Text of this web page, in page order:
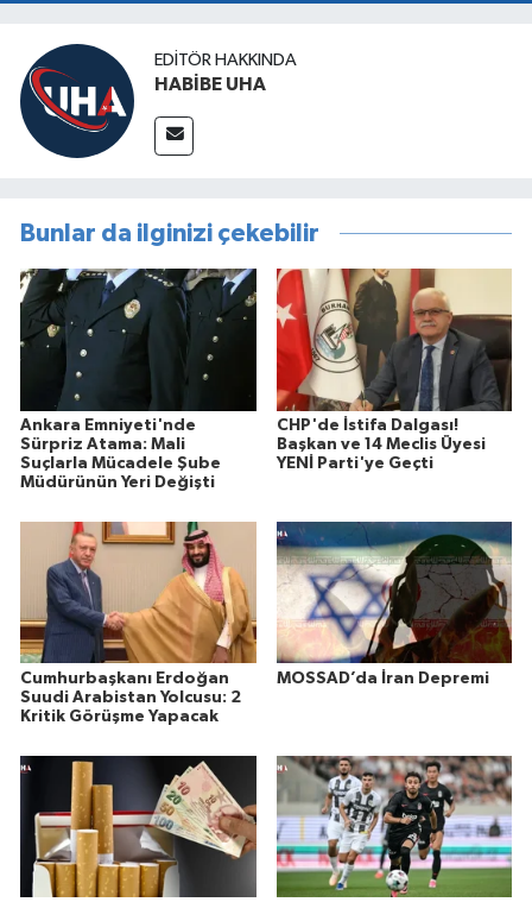
EDITÖR HAKKINDA
HABİBE UHA
Bunlar da ilginizi çekebilir
Ankara Emniyeti'nde
Sürpriz Atama: Mali
Suçlarla Mücadele Şube
Müdürünün Yeri Değişti
CHP'de İstifa Dalgası!
Başkan ve 14 Meclis Üyesi
YENİ Parti'ye Geçti
Cumhurbaşkanı Erdoğan
Suudi Arabistan Yolcusu: 2
Kritik Görüşme Yapacak
MOSSAD’da İran Depremi